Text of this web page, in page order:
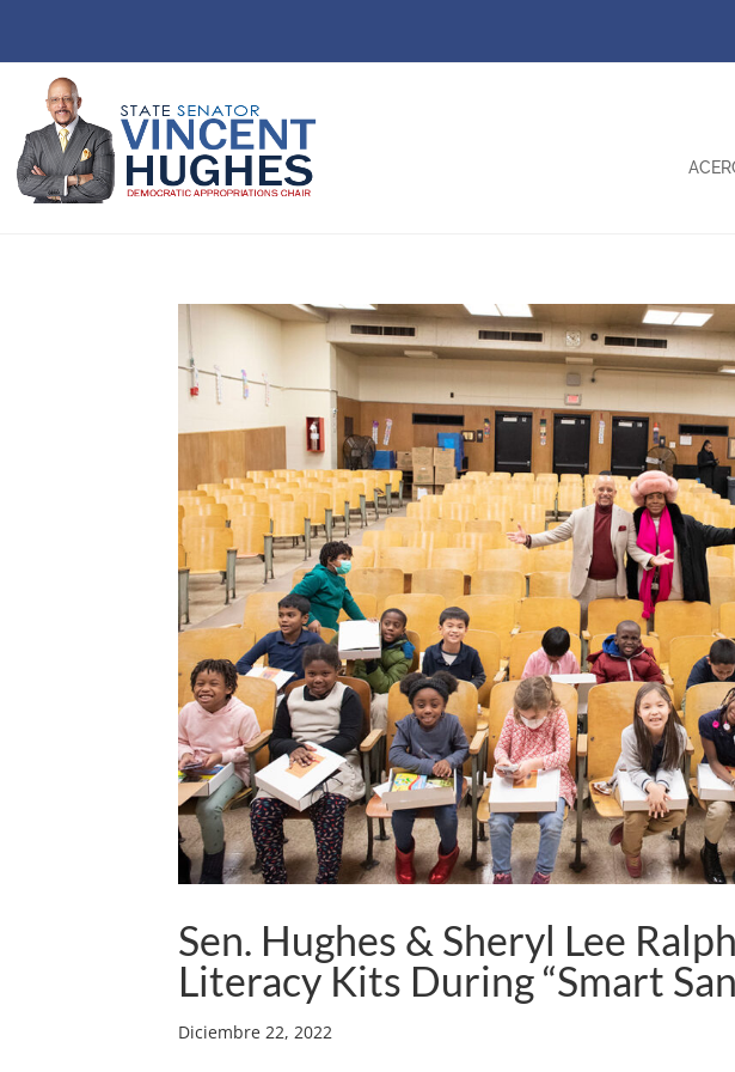
Sen. Hughes & Sheryl Lee
Literacy Kits During “Smart
Diciembre 22, 2022